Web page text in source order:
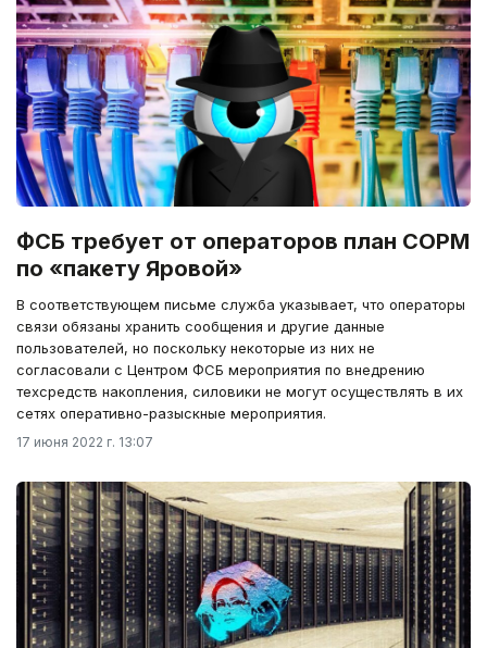
ФСБ требует от операторов план СОРМ
по «пакету Яровой»
В соответствующем письме служба указывает, что операторы
связи обязаны хранить сообщения и другие данные
пользователей, но поскольку некоторые из них не
согласовали с Центром ФСБ мероприятия по внедрению
техсредств накопления, силовики не могут осуществлять в их
сетях оперативно-разыскные мероприятия.
17 июня 2022 г. 13:07